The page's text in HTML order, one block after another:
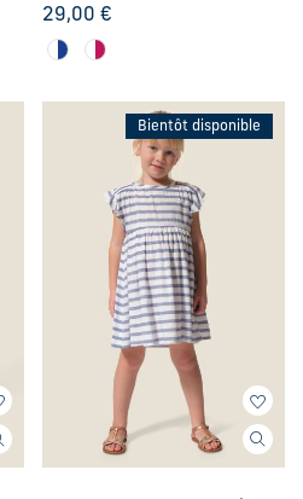
29,00 €
Bientôt disponible